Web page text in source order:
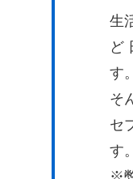
生
ど
す。
そ
セ
す。